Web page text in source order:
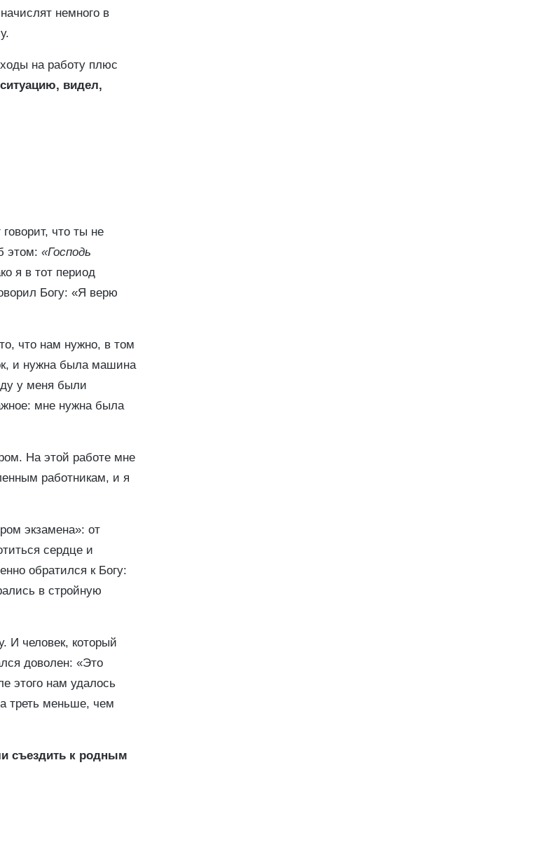
немного в
на работу плюс
видел,
что ты не
этом: «Господь
я в тот период
Богу: «Я верю
что нам нужно, в том
и нужна была машина
у меня были
мне нужна была
На этой работе мне
работникам, и я
экзамена»: от
сердце и
обратился к Богу:
в стройную
И человек, который
доволен: «Это
этого нам удалось
треть меньше, чем
съездить к родным